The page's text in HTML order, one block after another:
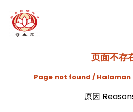
页面不存
Page not found /
原因